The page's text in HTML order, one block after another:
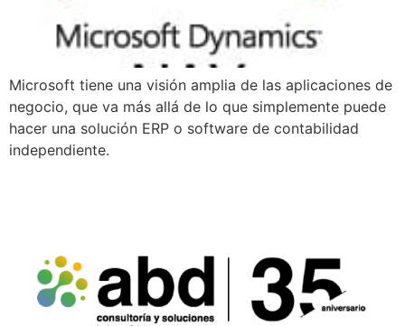
Microsoft tiene una visión amplia de las aplicaciones de
negocio, que va más allá de lo que simplemente puede
hacer una solución ERP o software de contabilidad
independiente.